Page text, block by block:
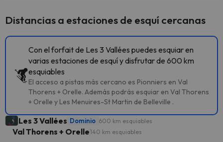
Distancias a estaciones de esquí cercanas
Con el forfait de Les 3 Vallées puedes esquiar en
varias estaciones de esquí y disfrutar de 600 km
esquiables
El acceso a pistas más cercano es Pionniers en Val
Thorens + Orelle. Además podrás esquiar en Val Thorens
+ Orelle y Les Menuires-St Martin de Belleville .
Les 3 Vallées Dominio 600 km esquiables
Val Thorens + Orelle140 km esquiables